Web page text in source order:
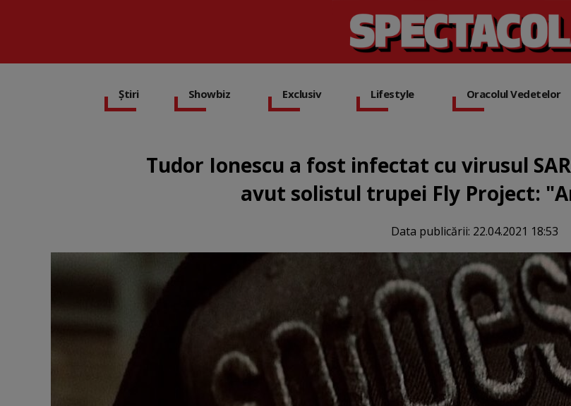
Știri Showbiz Exclusiv Lifestyle Oracolul Vedetelor
Tudor Ionescu a fost infectat cu virusul
avut solistul trupei Fly Project:
Data publicării: 22.04.2021 18:53